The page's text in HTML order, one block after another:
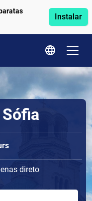
Instalar
direto